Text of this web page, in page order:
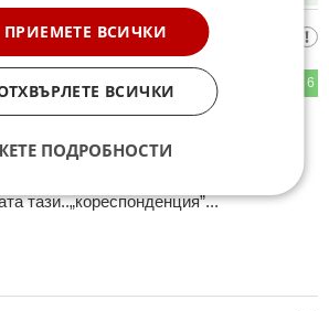
6
в курск
тази..„кореспонденция”...
ПРИЕМЕТЕ ВСИЧКИ
ВСИЧКИ
ПОДРОБНОСТИ